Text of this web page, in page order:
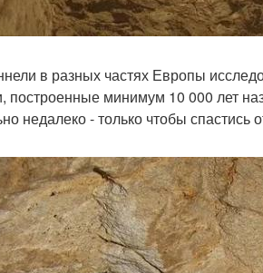
в разных частях Европы
построенные минимум 10 000 лет
недалеко - только чтобы спастись